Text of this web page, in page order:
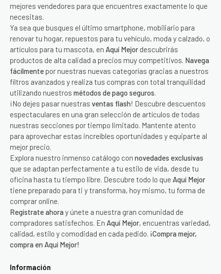
mejores vendedores para que encuentres exactamente lo que
necesitas.
Ya sea que busques el último smartphone, mobiliario para
renovar tu hogar, repuestos para tu vehículo, moda y calzado, o
artículos para tu mascota, en Aquí Mejor descubrirás
productos de alta calidad a precios muy competitivos. Navega
fácilmente por nuestras nuevas categorías gracias a nuestros
filtros avanzados y realiza tus compras con total tranquilidad
utilizando nuestros métodos de pago seguros.
¡No dejes pasar nuestras ventas flash! Descubre descuentos
espectaculares en una gran selección de artículos de todas
nuestras secciones por tiempo limitado. Mantente atento
para aprovechar estas increíbles oportunidades y equiparte al
mejor precio.
Explora nuestro inmenso catálogo con novedades exclusivas
que se adaptan perfectamente a tu estilo de vida, desde tu
oficina hasta tu tiempo libre. Descubre todo lo que Aquí Mejor
tiene preparado para ti y transforma, hoy mismo, tu forma de
comprar online.
Regístrate ahora y únete a nuestra gran comunidad de
compradores satisfechos. En Aquí Mejor, encuentras variedad,
calidad, estilo y comodidad en cada pedido. ¡Compra mejor,
compra en Aquí Mejor!
Información